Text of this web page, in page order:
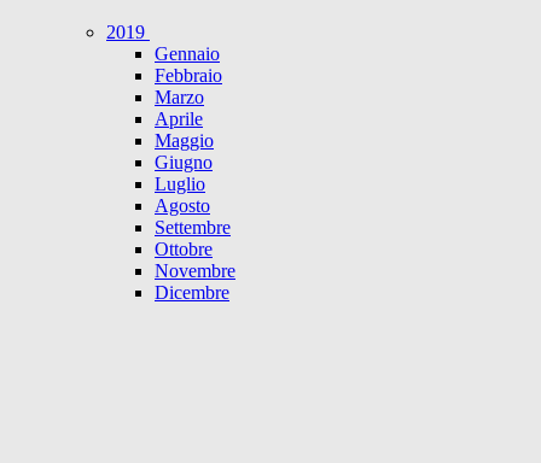
2019
Gennaio
Febbraio
Marzo
Aprile
Maggio
Giugno
Luglio
Agosto
Settembre
Ottobre
Novembre
Dicembre